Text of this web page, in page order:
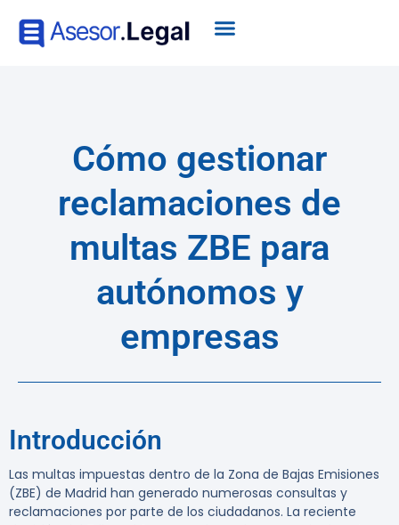
Cómo gestionar
reclamaciones de
multas ZBE para
autónomos y
empresas
Introducción
Las multas impuestas dentro de la Zona de Bajas Emisiones
(ZBE) de Madrid han generado numerosas consultas y
reclamaciones por parte de los ciudadanos. La reciente